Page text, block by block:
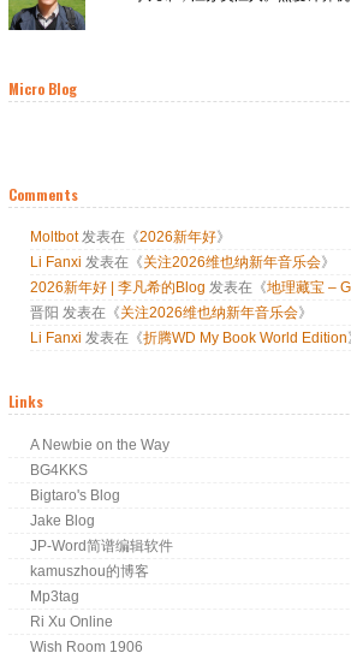
Micro Blog
Comments
Moltbot发表在《2026新年好》
Li Fanxi 发表在《关注2026维也纳新年音乐会》
2026新年好 | 李凡希的Blog 发表在《地理藏宝 –
晋阳 发表在《关注2026维也纳新年音乐会》
Li Fanxi 发表在《折腾WD My Book World Edition
Links
A Newbie on the Way
BG4KKS
Bigtaro's Blog
Jake Blog
JP-Word简谱编辑软件
kamuszhou的博客
Mp3tag
Ri Xu Online
Wish Room 1906